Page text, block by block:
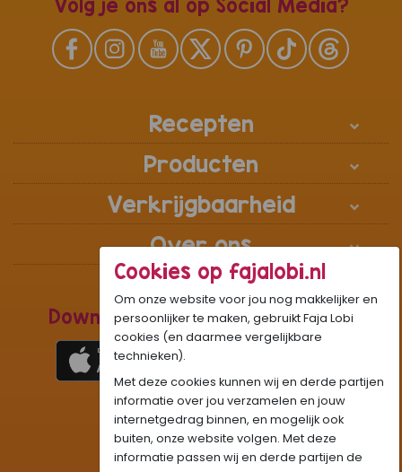
Volg je ons al op Social Media?
Recepten
Producten
Verkrijgbaarheid
Over ons
Download de Recepten Webapp
WhatsApp Community:
Onze gifjes al eens geprobeerd?: GIF
Beleef Sandhia’s Recepten in:
Cookies op fajalobi.nl
Om onze website voor jou nog makkelijker en
persoonlijker te maken, gebruikt Faja Lobi
cookies (en daarmee vergelijkbare
technieken).
Met deze cookies kunnen wij en derde partijen
informatie over jou verzamelen en jouw
internetgedrag binnen, en mogelijk ook
buiten, onze website volgen. Met deze
informatie passen wij en derde partijen de